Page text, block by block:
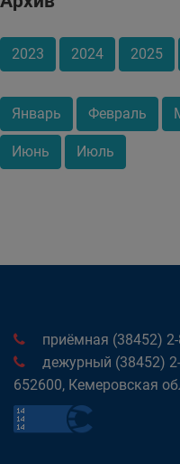
2023 2024 2025
Январь Февраль
Июнь Июль
приёмная (38452)
дежурный (38452)
652600, Кемеровская